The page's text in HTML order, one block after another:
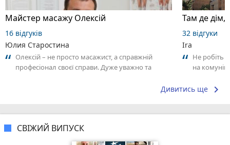
Майстер масажу Олексій
16 відгуків
Юлия Старостина
Олексій – не просто масажист, а справжній
професіонал своєї справи. Дуже уважно та
Там де дім,
32 відгуки
Ira
Не робіть
на
Дивитись ще keyboard_arrow_right
СВІЖИЙ ВИПУСК